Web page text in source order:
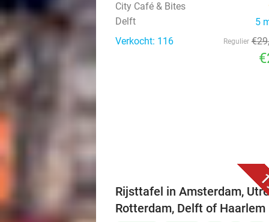
City Café & Bites
Delft
5
Verkocht: 116
Regulier €29
Rijsttafel in Amsterdam,
Rotterdam, Delft of Haarlem